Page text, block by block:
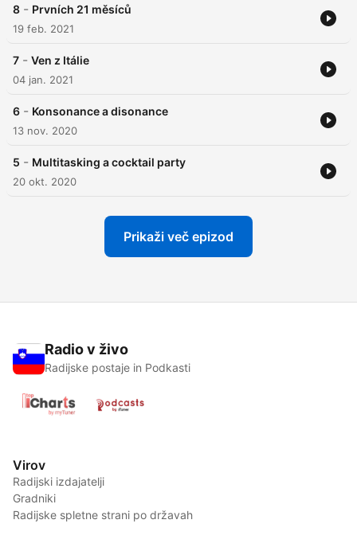
8 - Prvních 21 měsíců
19 feb. 2021
7 - Ven z Itálie
04 jan. 2021
6 - Konsonance a disonance
13 nov. 2020
5 - Multitasking a cocktail party
20 okt. 2020
Prikaži več epizod
Radio v živo
Radijske postaje in Podkasti
Virov
Radijski izdajatelji
Gradniki
Radijske spletne strani po državah